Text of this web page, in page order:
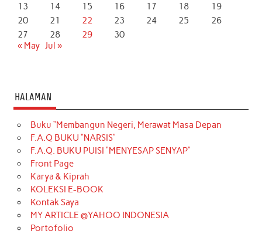
13
14 15 16 17 18
19
20
21 22 23 24 25
26
27
28 29
30
« May Jul »
HALAMAN
Buku “Membangun Negeri, Merawat Masa Depan
F.A.Q BUKU “NARSIS”
F.A.Q. BUKU PUISI “MENYESAP SENYAP”
Front Page
Karya & Kiprah
KOLEKSI E-BOOK
Kontak Saya
MY ARTICLE @YAHOO INDONESIA
Portofolio